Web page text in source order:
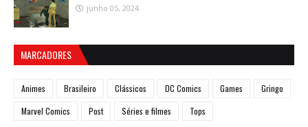
junho 05, 2024
MARCADORES
Animes Brasileiro Clássicos DC Comics Games
Gringo
Marvel Comics
Post Séries e filmes Tops